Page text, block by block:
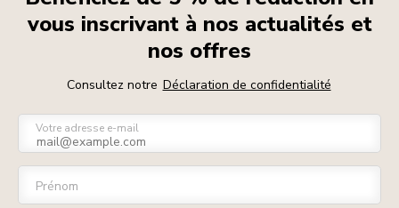
vous inscrivant à nos actualités et
nos offres
Consultez notre Déclaration de confidentialité
Votre adresse e-mail
Prénom